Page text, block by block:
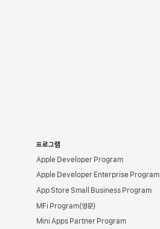
프로그램
Apple Developer Program
Apple Developer Enterprise Program
App Store Small Business Program
MFi Program
Mini Apps Partner Program